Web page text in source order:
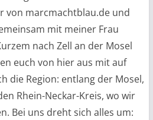
von marcmachtblau.de und
mit meiner Frau
nach Zell an der Mosel
euch von hier aus mit auf
die Region: entlang der Mosel,
Rhein-Neckar-Kreis, wo wir
Bei uns dreht sich alles um: